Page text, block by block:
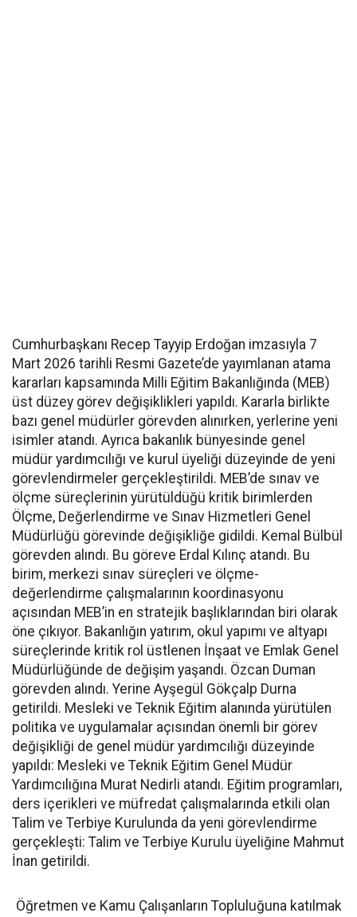
Cumhurbaşkanı Recep Tayyip Erdoğan imzasıyla 7
Mart 2026 tarihli Resmi Gazete’de yayımlanan atama
kararları kapsamında Milli Eğitim Bakanlığında (MEB)
üst düzey görev değişiklikleri yapıldı. Kararla birlikte
bazı genel müdürler görevden alınırken, yerlerine yeni
isimler atandı. Ayrıca bakanlık bünyesinde genel
müdür yardımcılığı ve kurul üyeliği düzeyinde de yeni
görevlendirmeler gerçekleştirildi. MEB’de sınav ve
ölçme süreçlerinin yürütüldüğü kritik birimlerden
Ölçme, Değerlendirme ve Sınav Hizmetleri Genel
Müdürlüğü görevinde değişikliğe gidildi. Kemal Bülbül
görevden alındı. Bu göreve Erdal Kılınç atandı. Bu
birim, merkezi sınav süreçleri ve ölçme-
değerlendirme çalışmalarının koordinasyonu
açısından MEB’in en stratejik başlıklarından biri olarak
öne çıkıyor. Bakanlığın yatırım, okul yapımı ve altyapı
süreçlerinde kritik rol üstlenen İnşaat ve Emlak Genel
Müdürlüğünde de değişim yaşandı. Özcan Duman
görevden alındı. Yerine Ayşegül Gökçalp Durna
getirildi. Mesleki ve Teknik Eğitim alanında yürütülen
politika ve uygulamalar açısından önemli bir görev
değişikliği de genel müdür yardımcılığı düzeyinde
yapıldı: Mesleki ve Teknik Eğitim Genel Müdür
Yardımcılığına Murat Nedirli atandı. Eğitim programları,
ders içerikleri ve müfredat çalışmalarında etkili olan
Talim ve Terbiye Kurulunda da yeni görevlendirme
gerçekleşti: Talim ve Terbiye Kurulu üyeliğine Mahmut
İnan getirildi.
Öğretmen ve Kamu Çalışanların Topluluğuna katılmak